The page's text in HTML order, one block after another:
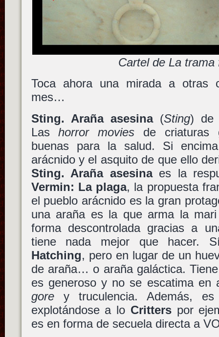
Cartel de La trama
Toca ahora una mirada a otras
mes…
Sting. Araña asesina(Sting)
Lashorror movies de criaturas
buenas para la salud. Si
arácnido y el asquito de que ello
Sting. Araña asesinaes la
Vermin: La plaga, la propuesta
el pueblo arácnido es la gran
una araña es la que arma la
forma descontrolada gracias a
tiene nada mejor que hacer.
Hatching, pero en lugar de un
de araña… o araña galáctica.
es generoso y no se escatima en
gorey truculencia. Además, es
explotándose a lo Critterspor
es en forma de secuela directa a